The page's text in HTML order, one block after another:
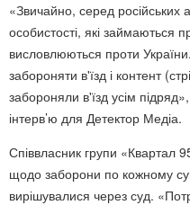
«Звичайно, серед російських
особистості, які займаються
висловлюються проти
забороняти в'їзд і контент
забороняли в'їзд усім
інтерв’ю для Детектор Медіа.
Співвласник групи «Квартал
щодо заборони по кожному
вирішувалися через суд.